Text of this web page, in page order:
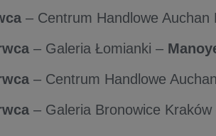
– Centrum Handlowe Auchan
– Galeria Łomianki –
– Centrum Handlowe
– Galeria Bronowice Kraków